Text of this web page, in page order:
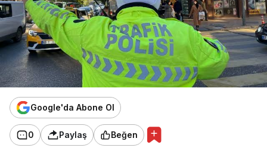
Google'da Abone Ol
0 Paylaş Beğen